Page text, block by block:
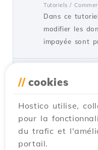
Tutoriels /
Dans ce
modifier les
impayée sont
par Mark D.
depuis le
Tutoriels /
Ce tutoriel
15
// cookies
Hostico utilise,
pour la
du trafic et
portail.